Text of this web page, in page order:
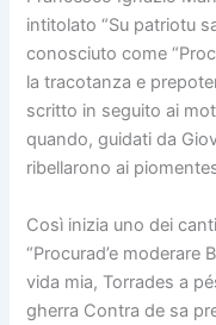
intitolato “Su patriotu
conosciuto come
la tracotanza e
scritto in seguito ai
quando, guidati da
ribellarono ai
Così inizia uno dei
“Procurad’e moderare
vida mia, Torrades a
gherra Contra de sa